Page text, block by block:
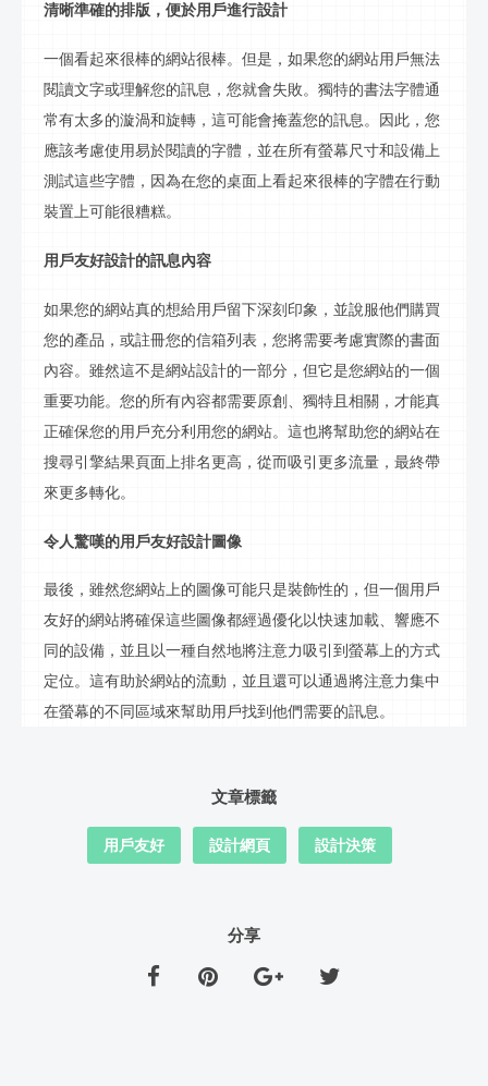
清晰準確的排版，便於用戶進行設計
一個看起來很棒的網站很棒。但是，如果您的網站用戶無法
閱讀文字或理解您的訊息，您就會失敗。獨特的書法字體通
常有太多的漩渦和旋轉，這可能會掩蓋您的訊息。因此，您
應該考慮使用易於閱讀的字體，並在所有螢幕尺寸和設備上
測試這些字體，因為在您的桌面上看起來很棒的字體在行動
裝置上可能很糟糕。
用戶友好設計的訊息內容
如果您的網站真的想給用戶留下深刻印象，並說服他們購買
您的產品，或註冊您的信箱列表，您將需要考慮實際的書面
內容。雖然這不是網站設計的一部分，但它是您網站的一個
重要功能。您的所有內容都需要原創、獨特且相關，才能真
正確保您的用戶充分利用您的網站。這也將幫助您的網站在
搜尋引擎結果頁面上排名更高，從而吸引更多流量，最終帶
來更多轉化。
令人驚嘆的用戶友好設計圖像
最後，雖然您網站上的圖像可能只是裝飾性的，但一個用戶
友好的網站將確保這些圖像都經過優化以快速加載、響應不
同的設備，並且以一種自然地將注意力吸引到螢幕上的方式
定位。這有助於網站的流動，並且還可以通過將注意力集中
在螢幕的不同區域來幫助用戶找到他們需要的訊息。
文章標籤
用戶友好 設計網頁 設計決策
分享